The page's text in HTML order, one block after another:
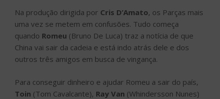
Na produção dirigida por Cris D’Amato, os Parças mais
uma vez se metem em confusões. Tudo começa
quando Romeu (Bruno De Luca) traz a notícia de que
China vai sair da cadeia e está indo atrás dele e dos
outros três amigos em busca de vingança.
Para conseguir dinheiro e ajudar Romeu a sair do país,
Toin (Tom Cavalcante), Ray Van (Whindersson Nunes)